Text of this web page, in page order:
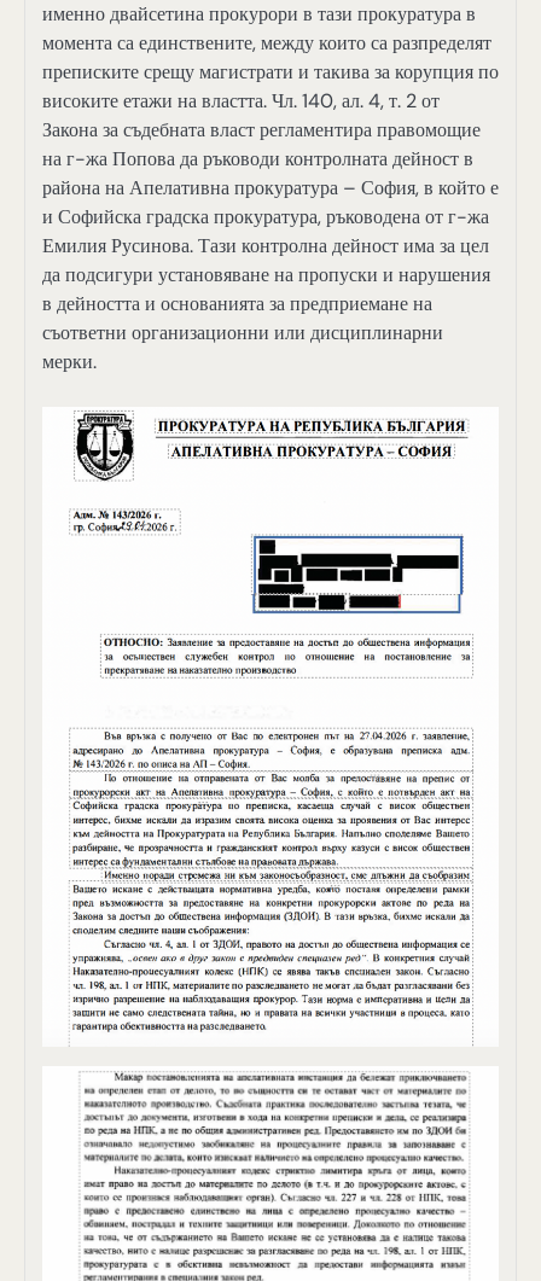
именно двайсетина прокурори в тази прокуратура в
момента са единствените, между които са разпределят
преписките срещу магистрати и такива за корупция по
високите етажи на властта. Чл. 140, ал. 4, т. 2 от
Закона за съдебната власт регламентира правомощие
на г-жа Попова да ръководи контролната дейност в
района на Апелативна прокуратура – София, в който е
и Софийска градска прокуратура, ръководена от г-жа
Емилия Русинова. Тази контролна дейност има за цел
да подсигури установяване на пропуски и нарушения
в дейността и основанията за предприемане на
съответни организационни или дисциплинарни
мерки.